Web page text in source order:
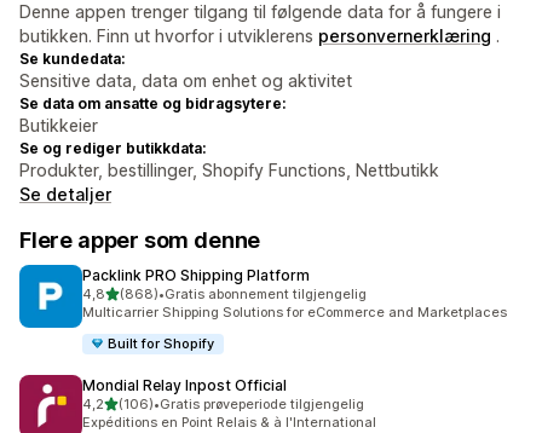
Denne appen trenger tilgang til følgende data for å fungere i
butikken. Finn ut hvorfor i utviklerens personvernerklæring .
Se kundedata:
Sensitive data, data om enhet og aktivitet
Se data om ansatte og bidragsytere:
Butikkeier
Se og rediger butikkdata:
Produkter, bestillinger, Shopify Functions, Nettbutikk
Se detaljer
Flere apper som denne
Packlink PRO Shipping Platform
4,8av 5 stjerner
(868)
Totalt 868 omtaler
•Gratis abonnement tilgjengelig
Multicarrier Shipping Solutions for eCommerce and Marketplaces
Built for Shopify
Mondial Relay Inpost Official
4,2av 5 stjerner
(106)
Totalt 106 omtaler
•Gratis prøveperiode tilgjengelig
Expéditions en Point Relais & à l'International